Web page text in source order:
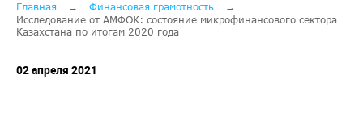
Строка
навигации
Главная
Финансовая грамотность
Исследование от АМФОК: состояние микрофинансового сектора
Казахстана по итогам 2020 года
02 апреля 2021